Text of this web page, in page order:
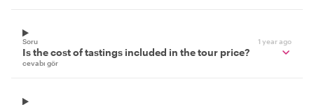
Soru 1 year ago
Is the cost of tastings included in the tour price?
cevabı gör